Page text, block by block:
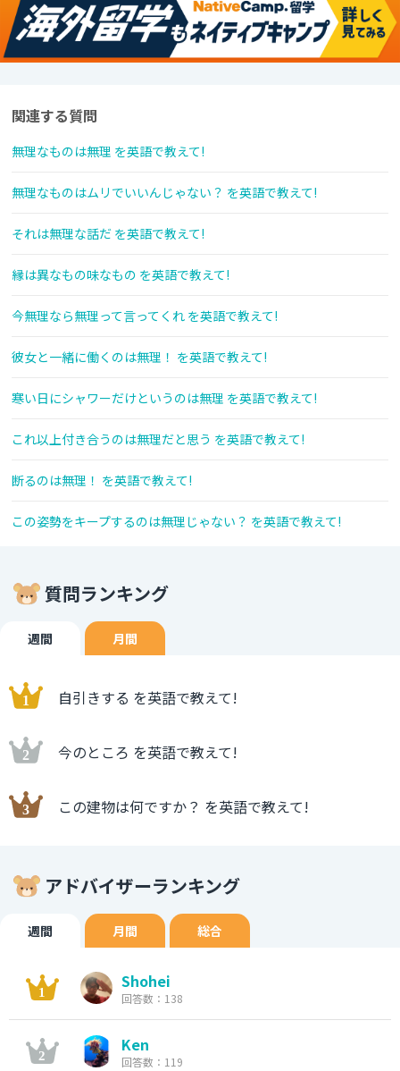
関連する質問
無理なものは無理 を英語で教えて!
無理なものはムリでいいんじゃない？ を英語で教えて!
それは無理な話だ を英語で教えて!
縁は異なもの味なもの を英語で教えて!
今無理なら無理って言ってくれ を英語で教えて!
彼女と一緒に働くのは無理！ を英語で教えて!
寒い日にシャワーだけというのは無理 を英語で教えて!
これ以上付き合うのは無理だと思う を英語で教えて!
断るのは無理！ を英語で教えて!
この姿勢をキープするのは無理じゃない？ を英語で教えて!
質問ランキング
週間 月間
自引きする を英語で教えて!
今のところ を英語で教えて!
この建物は何ですか？ を英語で教えて!
アドバイザーランキング
週間 月間 総合
Shohei
回答数：138
Ken
回答数：119